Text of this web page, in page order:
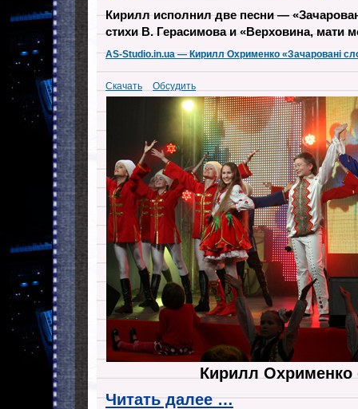
Кирилл исполнил две песни —
стихи В. Герасимова и «Верховина, мати
AS-Studio.in.ua — Кирилл Охрименко «Зачарованi
Скачать Обсудить
Кирилл Охрименко
Читать далее …